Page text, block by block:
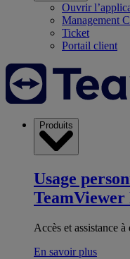
Ouvrir
Management
Ticket
Portail client
Produits
Usage
TeamViewer
Accès et assistance
En savoir plus